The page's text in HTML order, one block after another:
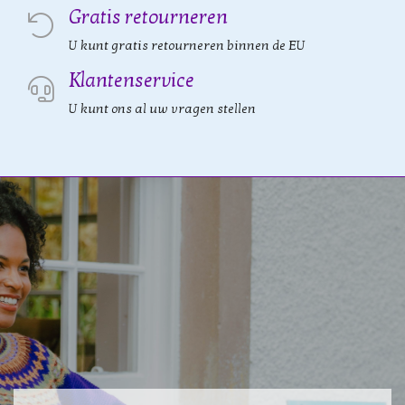
Gratis retourneren
U kunt gratis retourneren binnen de EU
Klantenservice
U kunt ons al uw vragen stellen